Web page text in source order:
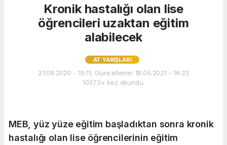
Kronik hastalığı olan lise
öğrencileri uzaktan eğitim
alabilecek
AT YARIŞLARI
27.08.2020 - 15:11, Güncelleme: 18.05.2021 - 16:23
10373+ kez okundu.
MEB, yüz yüze eğitim başladıktan sonra kronik
hastalığı olan lise öğrencilerinin eğitim